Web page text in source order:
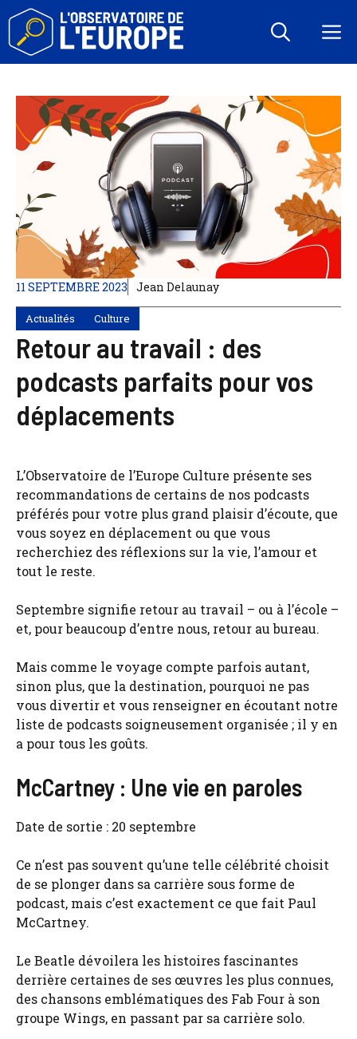
Aller
contenu
11 SEPTEMBRE 2023 Jean Delaunay
Actualités Culture
Retour au travail : des
podcasts parfaits pour vos
déplacements
L’Observatoire de l’Europe Culture présente ses
recommandations de certains de nos podcasts
préférés pour votre plus grand plaisir d’écoute, que
vous soyez en déplacement ou que vous
recherchiez des réflexions sur la vie, l’amour et
tout le reste.
Septembre signifie retour au travail – ou à l’école –
et, pour beaucoup d’entre nous, retour au bureau.
Mais comme le voyage compte parfois autant,
sinon plus, que la destination, pourquoi ne pas
vous divertir et vous renseigner en écoutant notre
liste de podcasts soigneusement organisée ; il y en
a pour tous les goûts.
McCartney : Une vie en paroles
Date de sortie : 20 septembre
Ce n’est pas souvent qu’une telle célébrité choisit
de se plonger dans sa carrière sous forme de
podcast, mais c’est exactement ce que fait Paul
McCartney.
Le Beatle dévoilera les histoires fascinantes
derrière certaines de ses œuvres les plus connues,
des chansons emblématiques des Fab Four à son
groupe Wings, en passant par sa carrière solo.